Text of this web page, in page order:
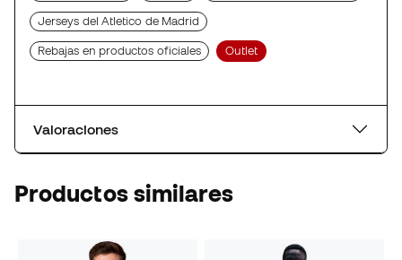
Jerseys del Atletico de Madrid
Rebajas en productos oficiales Outlet
Valoraciones
Productos similares